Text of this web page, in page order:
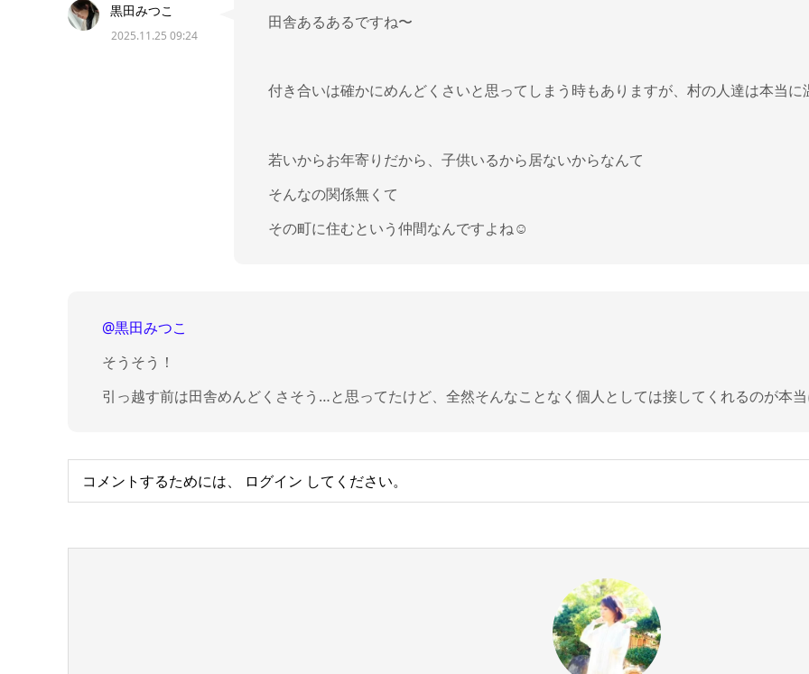
黒田みつこ
2025.11.25 09:24
田舎あるあるですね〜
付き合いは確かにめんどくさいと思ってしまう時もありますが、村の人達は本当に
若いからお年寄りだから、子供いるから居ないからなんて
そんなの関係無くて
その町に住むという仲間なんですよね☺️
@黒田みつこ
そうそう！
引っ越す前は田舎めんどくさそう…と思ってたけど、全然そんなことなく個人としては接してくれるのが本
コメントするためには、 ログイン してください。